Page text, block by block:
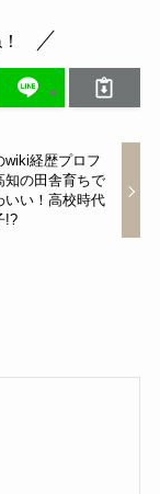
wiki経歴プロフ
知の田舎育ちで
いい！高校時代
!?